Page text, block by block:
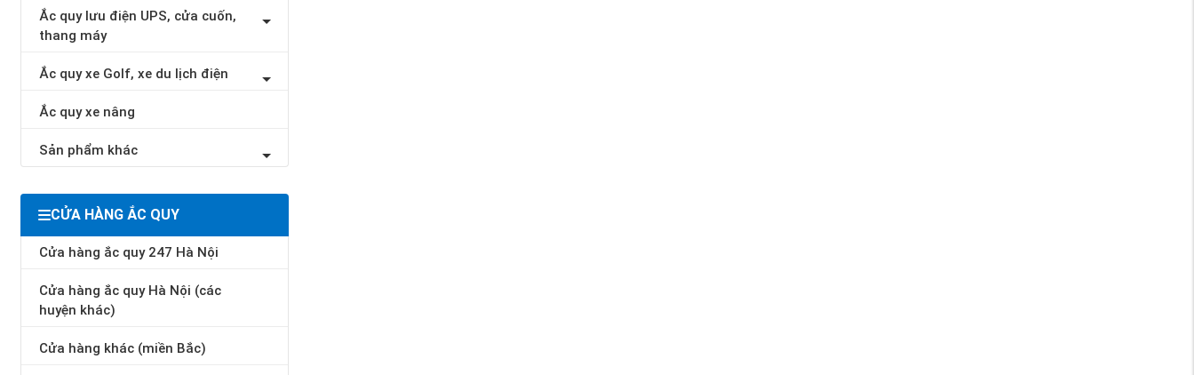
Ắc quy lưu điện UPS, cửa cuốn,
thang máy
Ắc quy xe Golf, xe du lịch điện
Ắc quy xe nâng
Sản phẩm khác
CỬA HÀNG ẮC QUY
Cửa hàng ắc quy 247 Hà Nội
Cửa hàng ắc quy Hà Nội (các
huyện khác)
Cửa hàng khác (miền Bắc)